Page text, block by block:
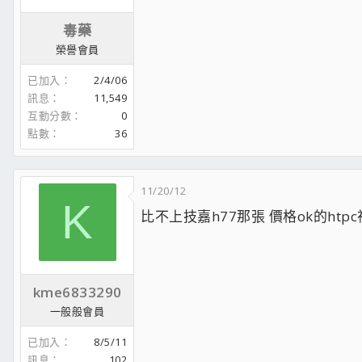
毒藥
榮譽會員
已加入
2/4/06
訊息
11,549
互動分數
0
點數
36
K
kme6833290
一般般會員
已加入
8/5/11
11/20/12
比不上技嘉h77那張 價格ok的htpc